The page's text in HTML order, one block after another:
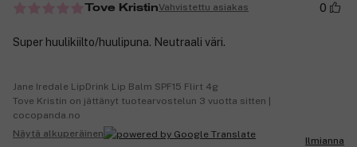
Tove KristinVahvistettu asiakas 0
Super huulikiilto/huulipuna. Neutraali väri.
Jane Iredale LipDrink Lip Balm SPF15 Flirt 4g
Tove Kristin on jättänyt tuotearvostelun 3 vuotta sitten |
cocopanda.no
Näytä alkuperäinen
Ilmianna